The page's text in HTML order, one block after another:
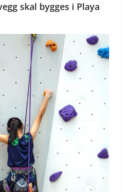
skal bygges i Playa